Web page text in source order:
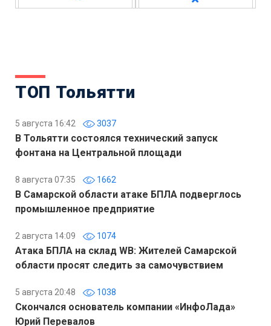
ТОП Тольятти
5 августа 16:42 3037
В Тольятти состоялся технический запуск
фонтана на Центральной площади
8 августа 07:35 1662
В Самарской области атаке БПЛА подверглось
промышленное предприятие
2 августа 14:09 1074
Атака БПЛА на склад WB: Жителей Самарской
области просят следить за самочувствием
5 августа 20:48 1038
Скончался основатель компании «ИнфоЛада»
Юрий Перевалов